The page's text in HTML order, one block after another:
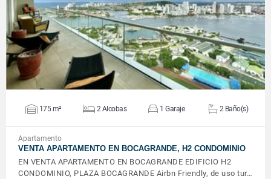
VER DETALLES
175 m² 2 Alcobas 1 Garaje 2 Baño(s)
Apartamento
VENTA APARTAMENTO EN BOCAGRANDE, H2 CONDOMINIO
EN VENTA APARTAMENTO EN BOCAGRANDE EDIFICIO H2
CONDOMINIO, PLAZA BOCAGRANDE Airbn Friendly, de uso tur…